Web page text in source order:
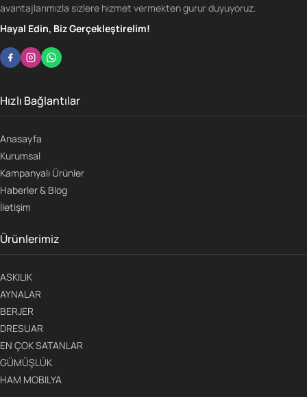
avantajlarımızla sizlere hizmet vermekten gurur duyuyoruz.
Hayal Edin, Biz Gerçekleştirelim!
Hızlı Bağlantılar
Anasayfa
Kurumsal
Kampanyalı Ürünler
Haberler & Blog
İletişim
Ürünlerimiz
ASKILIK
AYNALAR
BERJER
DRESUAR
EN ÇOK SATANLAR
GÜMÜŞLÜK
HAM MOBILYA